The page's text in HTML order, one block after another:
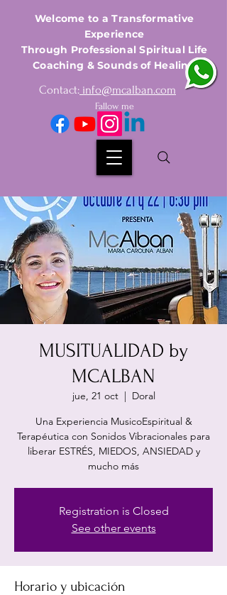
Welcome to a Transformative
Experience
Through Professional Spiritual Life
Coaching & Sounds of Healing
Contact: info@mcalban.com
Fallow me
MUSITUALIDAD by
MCALBAN
jue, 21 oct
  |
Doral
Una Experiencia MusicoEspiritual &
Terapéutica con Sonidos Vibracionales para
liberar ESTRÉS, MIEDOS, ANSIEDAD y
mucho más
Registration is Closed
See other events
Horario y ubicación